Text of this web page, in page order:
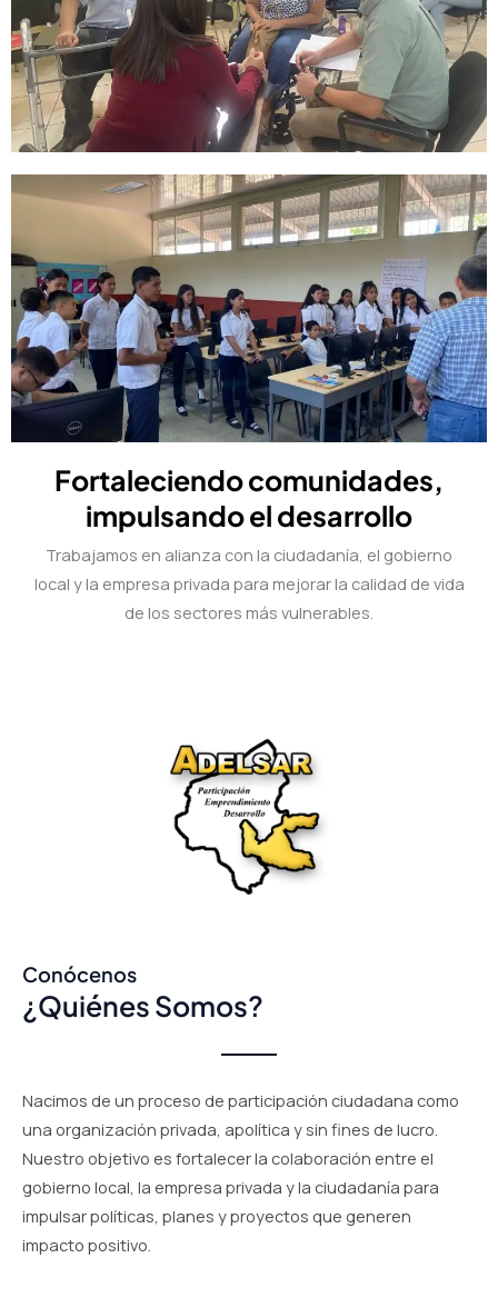
Fortaleciendo comunidades,
impulsando el desarrollo
Trabajamos en alianza con la ciudadanía, el gobierno
local y la empresa privada para mejorar la calidad de vida
de los sectores más vulnerables.
Conócenos
¿Quiénes Somos?
Nacimos de un proceso de participación ciudadana como
una organización privada, apolítica y sin fines de lucro.
Nuestro objetivo es fortalecer la colaboración entre el
gobierno local, la empresa privada y la ciudadanía para
impulsar políticas, planes y proyectos que generen
impacto positivo.